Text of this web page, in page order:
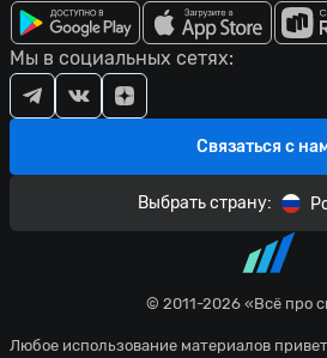
© 2011-2026 «Всё про
Любое использование материалов
Связаться с
Мы в социальных сетях:
Выбрать страну: